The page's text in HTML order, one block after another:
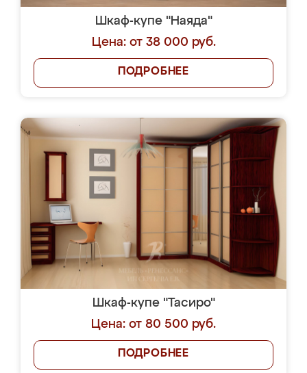
Шкаф-купе "Наяда"
Цена: от 38 000 руб.
ПОДРОБНЕЕ
Шкаф-купе "Тасиро"
Цена: от 80 500 руб.
ПОДРОБНЕЕ